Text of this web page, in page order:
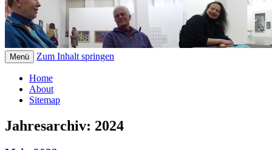
Menü Zum Inhalt springen
Home
About
Sitemap
Jahresarchiv: 2024